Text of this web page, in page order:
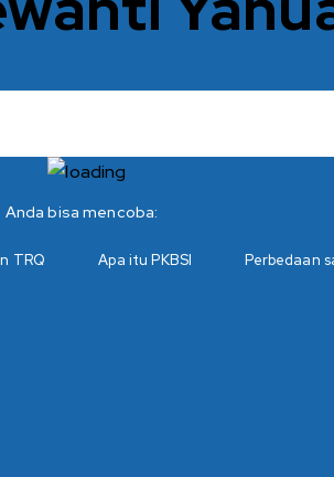
Anda bisa mencoba:
TRQ Apa itu PKBSI Perbedaan